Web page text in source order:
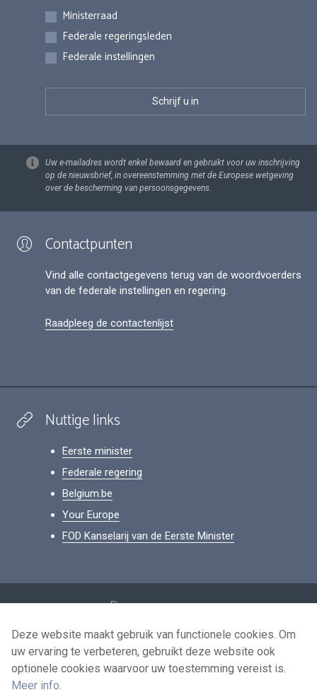
Inschrijvingen
Ministerraad
Federale regeringsleden
Federale instellingen
Uw e-mailadres wordt enkel bewaard en gebruikt voor uw inschrijving
op de nieuwsbrief, in overeenstemming met de Europese wetgeving
over de bescherming van persoonsgegevens.
Contactpunten
Vind alle contactgegevens terug van de woordvoerders
van de federale instellingen en regering.
Raadpleeg de contactenlijst
Nuttige links
Eerste minister
Federale regering
Belgium.be
Your Europe
FOD Kanselarij van de Eerste Minister
Persoonsgegevens
Voorwaarden voor het hergebruik
Contacteer ons
Deze website maakt gebruik van functionele cookies. Om
uw ervaring te verbeteren, gebruikt deze website ook
optionele cookies waarvoor uw toestemming vereist is.
Meer info.